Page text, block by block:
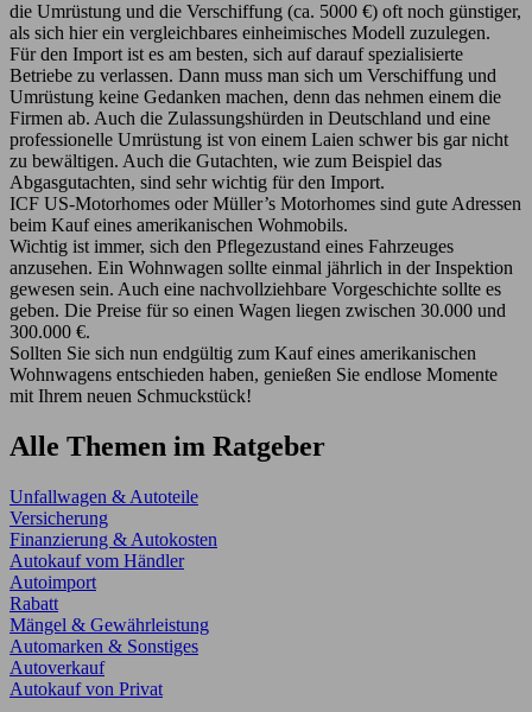
die Umrüstung und die Verschiffung (ca. 5000 €) oft noch günstiger,
als sich hier ein vergleichbares einheimisches Modell zuzulegen.
Für den Import ist es am besten, sich auf darauf spezialisierte
Betriebe zu verlassen. Dann muss man sich um Verschiffung und
Umrüstung keine Gedanken machen, denn das nehmen einem die
Firmen ab. Auch die Zulassungshürden in Deutschland und eine
professionelle Umrüstung ist von einem Laien schwer bis gar nicht
zu bewältigen. Auch die Gutachten, wie zum Beispiel das
Abgasgutachten, sind sehr wichtig für den Import.
ICF US-Motorhomes oder Müller’s Motorhomes sind gute Adressen
beim Kauf eines amerikanischen Wohmobils.
Wichtig ist immer, sich den Pflegezustand eines Fahrzeuges
anzusehen. Ein Wohnwagen sollte einmal jährlich in der Inspektion
gewesen sein. Auch eine nachvollziehbare Vorgeschichte sollte es
geben. Die Preise für so einen Wagen liegen zwischen 30.000 und
300.000 €.
Sollten Sie sich nun endgültig zum Kauf eines amerikanischen
Wohnwagens entschieden haben, genießen Sie endlose Momente
mit Ihrem neuen Schmuckstück!
Alle Themen im Ratgeber
Unfallwagen & Autoteile
Versicherung
Finanzierung & Autokosten
Autokauf vom Händler
Autoimport
Rabatt
Mängel & Gewährleistung
Automarken & Sonstiges
Autoverkauf
Autokauf von Privat